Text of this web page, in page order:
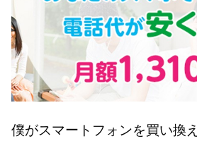
僕がスマートフォンを買い換